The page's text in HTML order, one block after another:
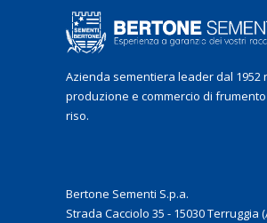
Azienda sementiera leader dal 1952
produzione e commercio di
riso.
Bertone Sementi S.p.a.
Strada Cacciolo 35 - 15030 Terruggia